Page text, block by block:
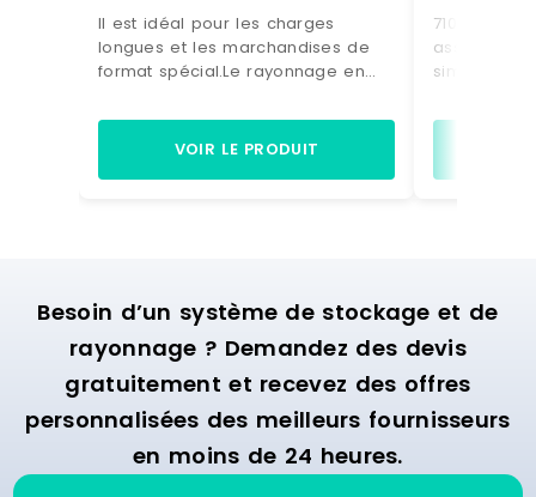
Il est idéal pour les charges
longues et les marchandises de
format spécial.Le rayonnage en
exploitation optimale de la surface
disponible et facilite l'accès aux
VOIR LE PRODUIT
7108147 -
assemblé
bras tous
Besoin d’un système de stockage et de
rayonnage ? Demandez des devis
gratuitement et recevez des offres
personnalisées des meilleurs fournisseurs
en moins de 24 heures.